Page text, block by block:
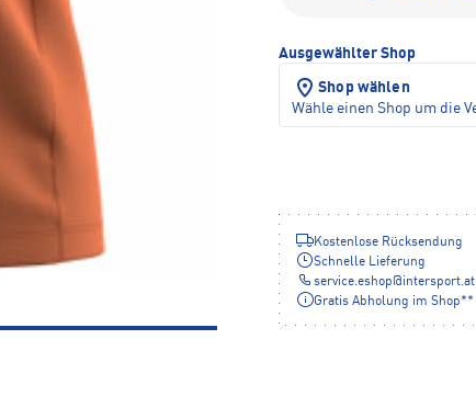
Ausgewählter Shop
Shop wählen
Wähle einen Shop um die
Kostenlose Rücksendung
Schnelle Lieferung
service.eshop@intersport.at
Gratis Abholung im Shop**